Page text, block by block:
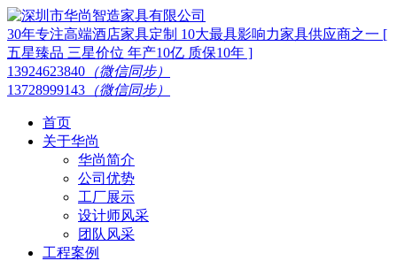
30年专注高端酒店家具定制 10大最具影响力家具供应商之一 [
五星臻品 三星价位 年产10亿 质保10年 ]
13924623840 （微信同步）
13728999143 （微信同步）
首页
关于华尚
华尚简介
公司优势
工厂展示
设计师风采
团队风采
工程案例